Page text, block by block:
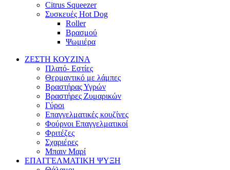
Citrus Squeezer
Συσκευές Hot Dog
Roller
Βρασμού
Ψωμιέρα
ΖΕΣΤΗ ΚΟΥΖΙΝΑ
Πλατό- Εστίες
Θερμαντικό με λάμπες
Βραστήρας Υγρών
Βραστήρες Ζυμαρικών
Γύροι
Επαγγελματικές κουζίνες
Φούρνοι Επαγγελματικοί
Φριτέζες
Σχαριέρες
Μπαιν Μαρί
ΕΠΑΓΓΕΛΜΑΤΙΚΗ ΨΥΞΗ